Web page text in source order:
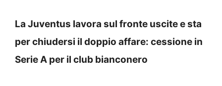
La Juventus lavora sul fronte uscite e sta
per chiudersi il doppio affare: cessione in
Serie A per il club bianconero